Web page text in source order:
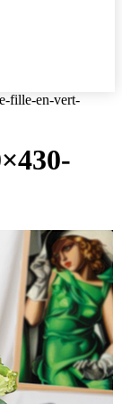
fille-en-vert-